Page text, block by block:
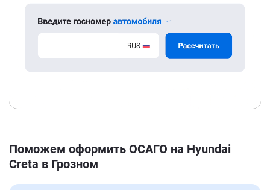
Поможем оформить ОСАГО на Hyundai
Creta в Грозном